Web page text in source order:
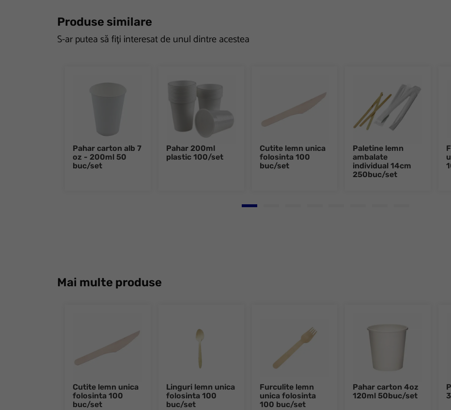
Produse similare
S-ar putea să fiți interesat de unul dintre acestea
Pahar carton alb 7
oz - 200ml 50
buc/set
Pahar 200ml
plastic 100/set
Cutite lemn unica
folosinta 100
buc/set
Paletine lemn
ambalate
individual 14cm
250buc/set
Go to slide 1
Mai multe produse
Cutite lemn unica
folosinta 100
buc/set
Linguri lemn unica
folosinta 100
buc/set
Furculite lemn
unica folosinta
100 buc/set
Pahar carton 4oz
120ml 50buc/set